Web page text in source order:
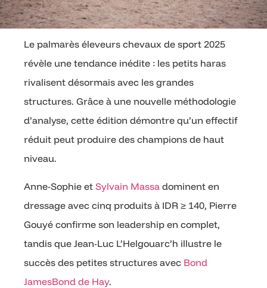
Le palmarès éleveurs chevaux de sport 2025
révèle une tendance inédite : les petits haras
rivalisent désormais avec les grandes
structures. Grâce à une nouvelle méthodologie
d’analyse, cette édition démontre qu’un effectif
réduit peut produire des champions de haut
niveau.
Anne-Sophie et Sylvain Massa dominent en
dressage avec cinq produits à IDR ≥ 140, Pierre
Gouyé confirme son leadership en complet,
tandis que Jean-Luc L’Helgouarc’h illustre le
succès des petites structures avec Bond
JamesBond de Hay.